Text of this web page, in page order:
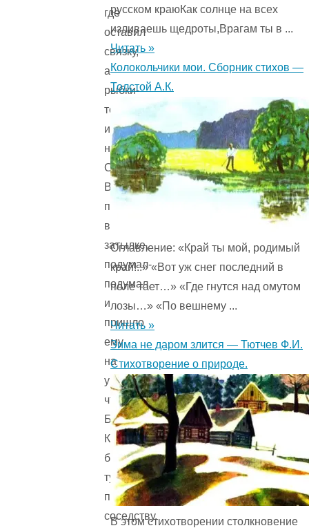
где
оставил
связку,
а
рыбки-
то
и
нет.
Сел
Волк,
поскрёб
в
затылке,
подумал-
подумал,
и
пришло
ему
на
ум,
что
Братец
Кролик
бродит
тут,
по
соседству.
русском краюКак солнце на всех
изливаешь щедроты,Врагам ты в ...
Читать »
Колокольчики мои. Сборник стихов —
Толстой А.К.
Оглавление: «Край ты мой, родимый
край!..» «Вот уж снег последний в
поле тает…» «Где гнутся над омутом
лозы…» «По вешнему ...
Читать »
Зима не даром злится — Тютчев Ф.И.
Стихотворение о природе.
В этом стихотворении столкновение